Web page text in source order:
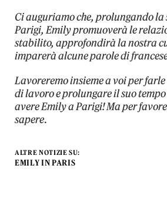
Ci auguriamo che, prolungando la
Parigi, Emily promuoverà le
stabilito, approfondirà la nostra
imparerà alcune parole di
Lavoreremo insieme a voi per
di lavoro e prolungare il suo
avere Emily a Parigi! Ma per
sapere.
ALTRE NOTIZIE SU:
EMILY IN PARIS